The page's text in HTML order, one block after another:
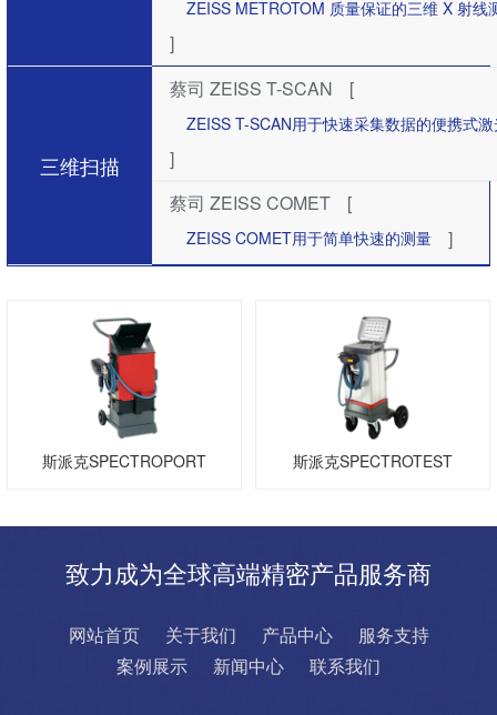
ZEISS METROTOM 质量保证的三维 X 射线
]
三维扫描
蔡司 ZEISS T-SCAN [
ZEISS T-SCAN用于快速采集数据的便携式
]
蔡司 ZEISS COMET
[
ZEISS COMET用于简单快速的测量 ]
斯派克SPECTROPORT 斯派克SPECTROTEST
致力成为全球高端精密产品服务商
网站首页 关于我们 产品中心
服务支持
案例展示
新闻中心 联系我们